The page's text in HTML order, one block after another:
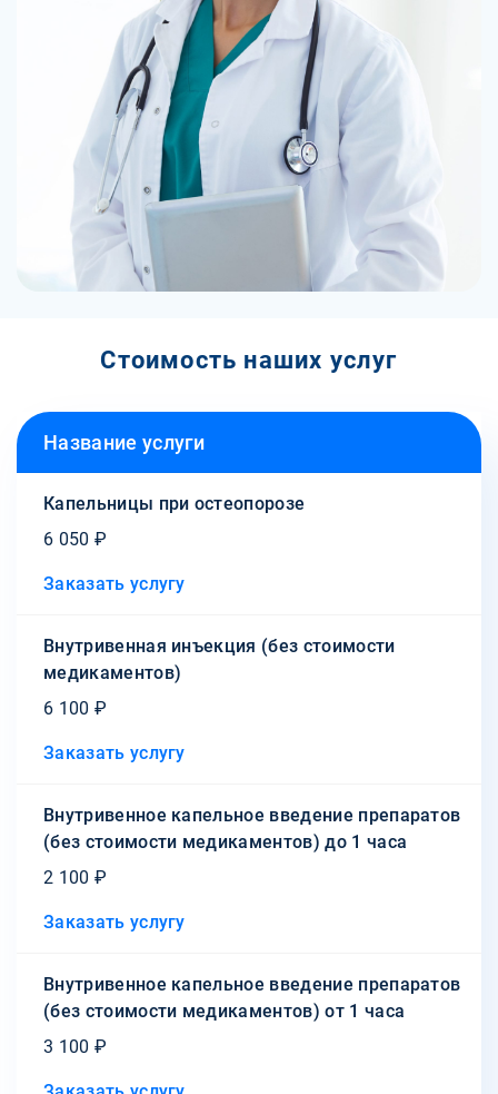
Стоимость наших услуг
Название услуги
Капельницы при остеопорозе
6 050 ₽
Заказать услугу
Внутривенная инъекция (без стоимости
медикаментов)
6 100 ₽
Заказать услугу
Внутривенное капельное введение препаратов
(без стоимости медикаментов) до 1 часа
2 100 ₽
Заказать услугу
Внутривенное капельное введение препаратов
(без стоимости медикаментов) от 1 часа
3 100 ₽